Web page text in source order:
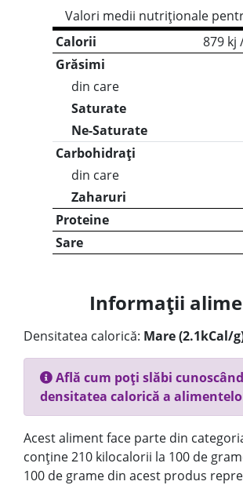
Valori medii nutriționale
Calorii
879 kj
Grăsimi
din care
Saturate
Ne-Saturate
Carbohidrați
din care
Zaharuri
Proteine
Sare
Informații
Densitatea calorică: Mare (2.1kCal/
Află cum poți slăbi cunoscând
densitatea calorică a
Acest aliment face parte din
conține 210 kilocalorii la 100 de
100 de grame din acest produs